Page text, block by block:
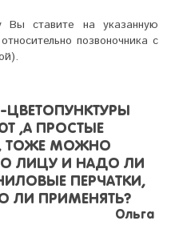
Вы ставите на указанную
позвоночника с
,А ПРОСТЫЕ
ТОЖЕ МОЖНО
ЛИЦУ И НАДО ЛИ
ПЕРЧАТКИ,
ЛИ ПРИМЕНЯТЬ?
Ольга